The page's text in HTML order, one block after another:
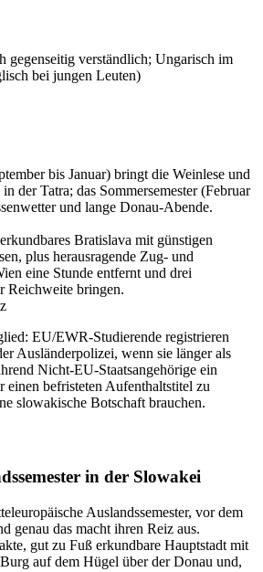
gegenseitig verständlich; Ungarisch im
bei jungen Leuten)
bis Januar) bringt die Weinlese und
der Tatra; das Sommersemester (Februar
und lange Donau-Abende.
Bratislava mit günstigen
plus herausragende Zug- und
eine Stunde entfernt und drei
Reichweite bringen.
EU/EWR-Studierende registrieren
Ausländerpolizei, wenn sie länger als
Nicht-EU-Staatsangehörige ein
einen befristeten Aufenthaltstitel zu
slowakische Botschaft brauchen.
in der Slowakei
Auslandssemester, vor dem
genau das macht ihren Reiz aus.
gut zu Fuß erkundbare Hauptstadt mit
auf dem Hügel über der Donau und,